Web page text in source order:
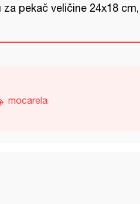
za pekač veličine 24x18 cm,
mocarela